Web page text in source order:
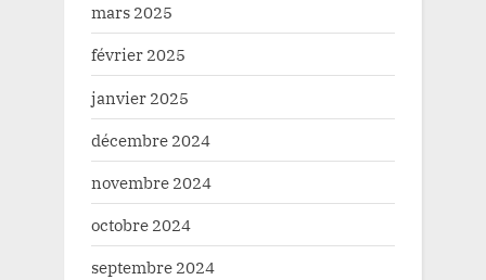
mars 2025
février 2025
janvier 2025
décembre 2024
novembre 2024
octobre 2024
septembre 2024